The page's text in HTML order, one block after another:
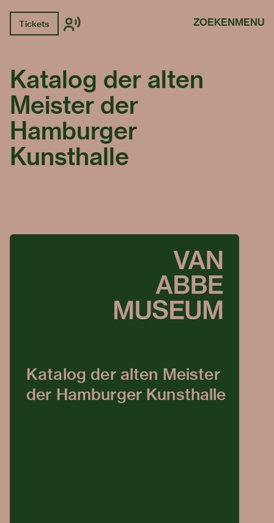
Tickets ZOEKENMENU
Katalog der alten
Meister der
Hamburger
Kunsthalle
Katalog der alten Meister
der Hamburger Kunsthalle